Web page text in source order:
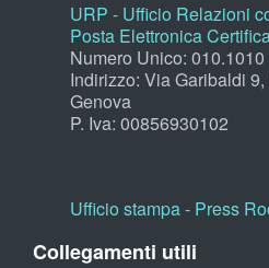
URP - Ufficio Relazioni
Posta Elettronica
Numero Unico: 010.1010
Indirizzo: Via Garibaldi
Genova
P. Iva: 00856930102
Ufficio stampa - Press
Collegamenti utili